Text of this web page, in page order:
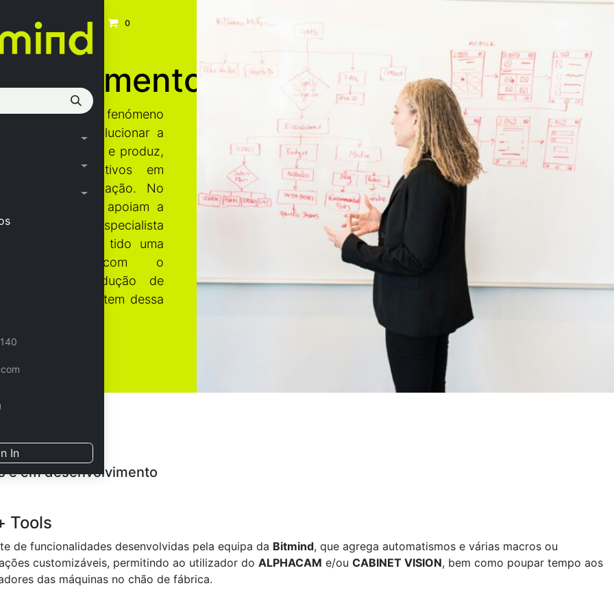
0
In
digital é um fenómeno
que está a revolucionar a
a indústria opera e produz,
significativos em
e inovação. No
empresas que apoiam a
como especialista
CAD/CAM tem tido uma
natural com o
e a produção de
digitais que facilitem dessa
atuais
e em desenvolvimento
Tools
de funcionalidades desenvolvidas pela equipa da Bitmind, que agrega automatismos e várias macros ou
customizáveis, permitindo ao utilizador do ALPHACAM e/ou CABINET VISION, bem como poupar tempo​ aos
das máquinas no chão de fábrica.